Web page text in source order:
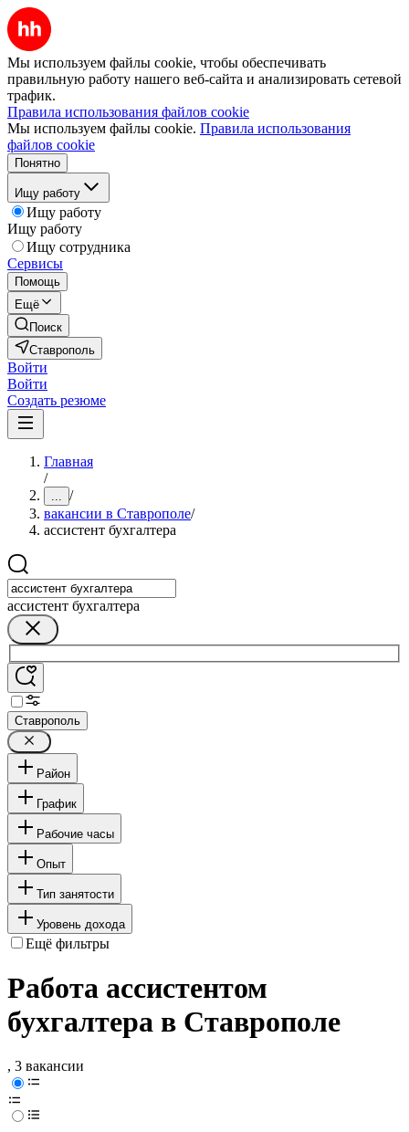
Мы используем файлы cookie, чтобы обеспечивать
правильную работу нашего веб-сайта и анализировать сетевой
трафик.
Правила использования файлов cookie
Мы используем файлы cookie. Правила использования
файлов cookie
Понятно
Ищу работу
Ищу работу
Ищу работу
Ищу сотрудника
Сервисы
Помощь
Ещё
Поиск
Ставрополь
Войти
Войти
Создать резюме
Главная
/
... /
вакансии в Ставрополе/
ассистент бухгалтера
ассистент бухгалтера
Ставрополь
Район
График
Рабочие часы
Опыт
Тип занятости
Уровень дохода
Ещё фильтры
Работа ассистентом
бухгалтера в Ставрополе
, 3 вакансии